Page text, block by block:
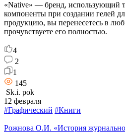
«Native» — бренд, использующий
компоненты при создании гелей
продукцию, вы перенесетесь в
прочувствуете его полностью.
4
2
1
145
Sk.i. pok
12 февраля
#Графический #Книги
Рожнова О.И. «История